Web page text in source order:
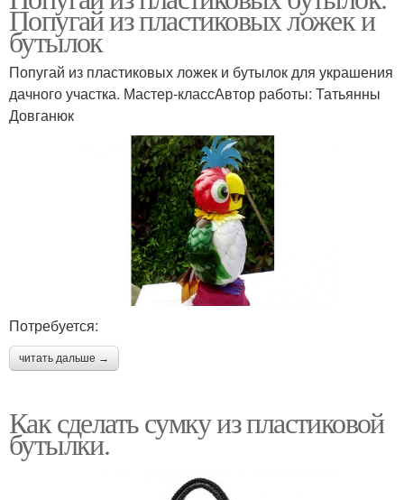
Попугай из пластиковых ложек и
бутылок
Попугай из пластиковых ложек и бутылок для украшения
дачного участка. Мастер-классАвтор работы: Татьянны
Довганюк
Потребуется:
читать дальше →
Как сделать сумку из пластиковой
бутылки.